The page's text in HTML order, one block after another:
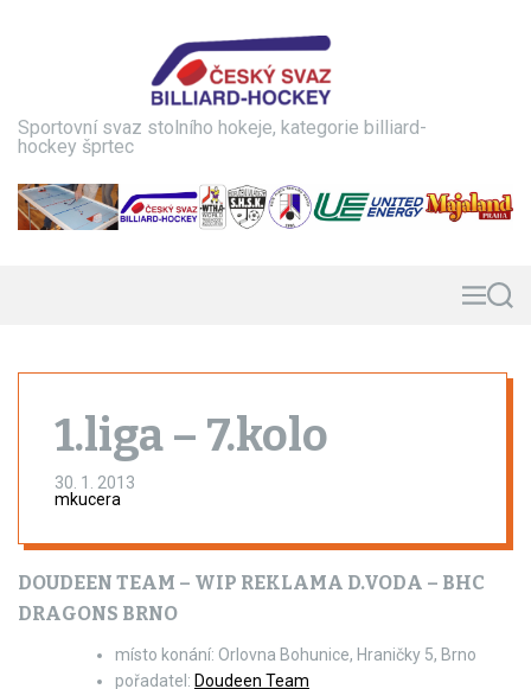
Sportovní svaz stolního hokeje, kategorie billiard-
hockey šprtec
MS
1.liga – 7.kolo
30. 1. 2013
mkucera
DOUDEEN TEAM – WIP REKLAMA D.VODA – BHC
DRAGONS BRNO
místo konání: Orlovna Bohunice, Hraničky 5, Brno
pořadatel: Doudeen Team